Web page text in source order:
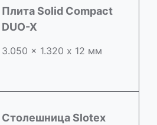
Плита Solid Compact
DUO-X
3.050 x 1.320 х 12 мм
Столешница Slotex